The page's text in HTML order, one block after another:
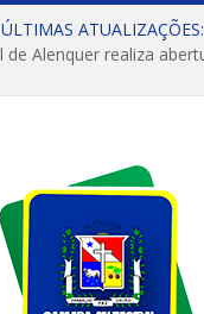
ÚLTIMAS ATUALIZAÇÕES: